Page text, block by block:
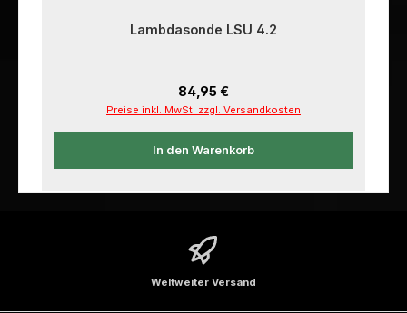
Lambdasonde LSU 4.2
Regulärer Preis:
84,95 €
Preise inkl. MwSt. zzgl. Versandkosten
In den Warenkorb
Weltweiter Versand